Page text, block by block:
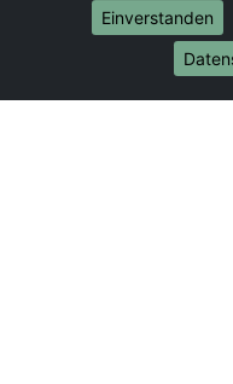
Umzug von Lünen
Umzug von Lünen
Einverstanden